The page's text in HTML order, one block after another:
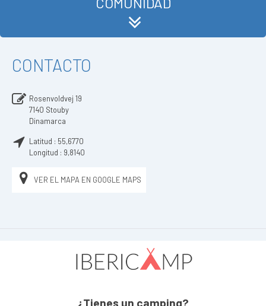
CONTACTO
Rosenvoldvej 19
7140 Stouby
Dinamarca
Latitud : 55,6770
Longitud : 9,8140
VER EL MAPA EN GOOGLE MAPS
¿Tienes un camping?